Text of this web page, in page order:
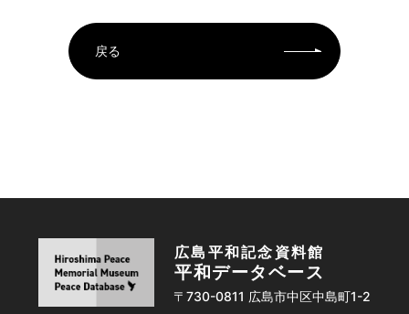
戻る
広島平和記念資料館
平和データベース
〒730-0811 広島市中区中島町1-2